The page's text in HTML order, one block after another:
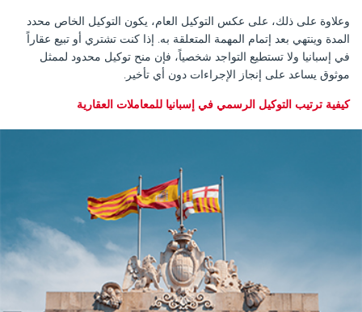
وعلاوة على ذلك، على عكس التوكيل العام، يكون التوكيل الخاص محدد
المدة وينتهي بعد إتمام المهمة المتعلقة به. إذا كنت تشتري أو تبيع عقاراً
في إسبانيا ولا تستطيع التواجد شخصياً، فإن منح توكيل محدود لممثل
موثوق يساعد على إنجاز الإجراءات دون أي تأخير.
كيفية ترتيب التوكيل الرسمي في إسبانيا للمعاملات العقارية